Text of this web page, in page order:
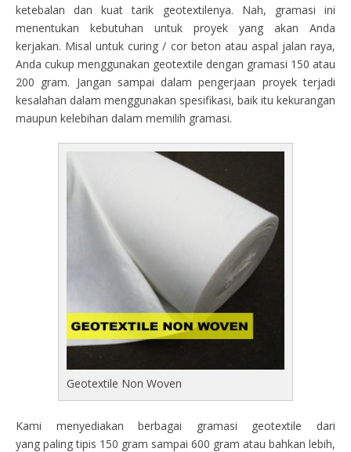
ketebalan dan kuat tarik geotextilenya. Nah, gramasi ini
menentukan kebutuhan untuk proyek yang akan Anda
kerjakan. Misal untuk curing / cor beton atau aspal jalan raya,
Anda cukup menggunakan geotextile dengan gramasi 150 atau
200 gram. Jangan sampai dalam pengerjaan proyek terjadi
kesalahan dalam menggunakan spesifikasi, baik itu kekurangan
maupun kelebihan dalam memilih gramasi.
Geotextile Non Woven
Kami menyediakan berbagai gramasi geotextile dari
yang paling tipis 150 gram sampai 600 gram atau bahkan lebih,